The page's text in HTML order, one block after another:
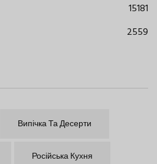
15181
2559
Випічка Та Десерти
Російська Кухня